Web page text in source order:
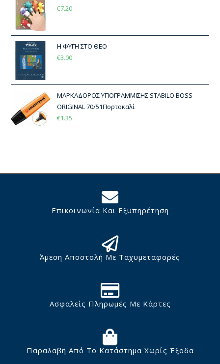
€7.20
Η ΦΥΓΗ ΣΤΟ ΘΕΟ
€3.00
ΜΑΡΚΑΔΟΡΟΣ ΥΠΟΓΡΑΜΜΙΣΗΣ STABILO BOSS
ORIGINAL 70/51Πορτοκαλί
€1.35
Επικοινωνία Και Εξυπηρέτηση
Άμεση Αποστολή Με Ταχυμεταφορές
Ασφαλείς Πληρωμές Με Κάρτες
Παραλαβή Από Το Κατάστημα Χωρίς Έξοδα